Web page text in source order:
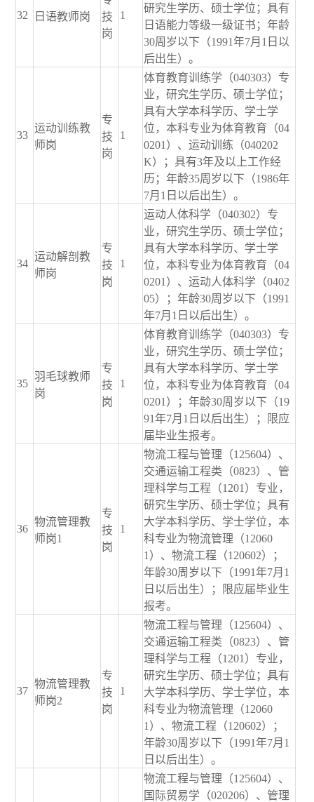
32 日语教师岗
技
岗
1
研究生学历、硕士学位；具有
日语能力等级一级证书；年龄
30周岁以下（1991年7月1日以
后出生）。
33
运动训练教
师岗
专
技
岗
1
体育教育训练学（040303）专
业，研究生学历、硕士学位；
具有大学本科学历、学士学
位，本科专业为体育教育（04
0201）、运动训练（040202
K）；具有3年及以上工作经
历；年龄35周岁以下（1986年
7月1日以后出生）。
34
运动解剖教
师岗
专
技
岗
1
运动人体科学（040302）专
业，研究生学历、硕士学位；
具有大学本科学历、学士学
位，本科专业为体育教育（04
0201）、运动人体科学（0402
05）；年龄30周岁以下（1991
年7月1日以后出生）。
35
羽毛球教师
岗
专
技
岗
1
体育教育训练学（040303）专
业，研究生学历、硕士学位；
具有大学本科学历、学士学
位，本科专业为体育教育（04
0201）；年龄30周岁以下（19
91年7月1日以后出生）；限应
届毕业生报考。
36
物流管理教
师岗1
专
技
岗
1
物流工程与管理（125604）、
交通运输工程类（0823）、管
理科学与工程（1201）专业，
研究生学历、硕士学位；具有
大学本科学历、学士学位，本
科专业为物流管理（12060
1）、物流工程（120602）；
年龄30周岁以下（1991年7月1
日以后出生）；限应届毕业生
报考。
37
物流管理教
师岗2
专
技
岗
1
物流工程与管理（125604）、
交通运输工程类（0823）、管
理科学与工程（1201）专业，
研究生学历、硕士学位；具有
大学本科学历、学士学位，本
科专业为物流管理（12060
1）、物流工程（120602）；
年龄30周岁以下（1991年7月1
日以后出生）。
物流工程与管理（125604）、
国际贸易学（020206）、管理